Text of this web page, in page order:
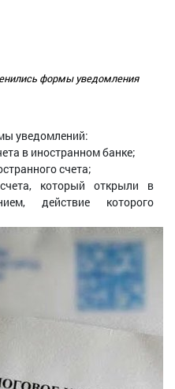
формы уведомления
уведомлений:
в иностранном банке;
счета;
который открыли в
действие которого